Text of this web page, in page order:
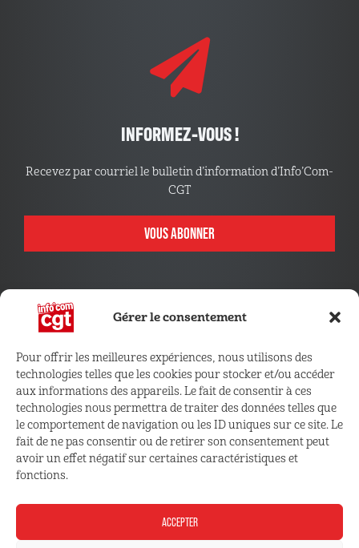
Gérer le consentement
Pour offrir les meilleures expériences, nous utilisons des
technologies telles que les cookies pour stocker et/ou accéder
aux informations des appareils. Le fait de consentir à ces
technologies nous permettra de traiter des données telles que
le comportement de navigation ou les ID uniques sur ce site. Le
fait de ne pas consentir ou de retirer son consentement peut
avoir un effet négatif sur certaines caractéristiques et
fonctions.
ACCEPTER
INFORMEZ-VOUS !
Recevez par courriel le bulletin d’information d’Info’Com-
CGT
VOUS ABONNER
CONNECTEZ VOUS !
Retrouvez les outils, infos et services qui vous sont
réservés